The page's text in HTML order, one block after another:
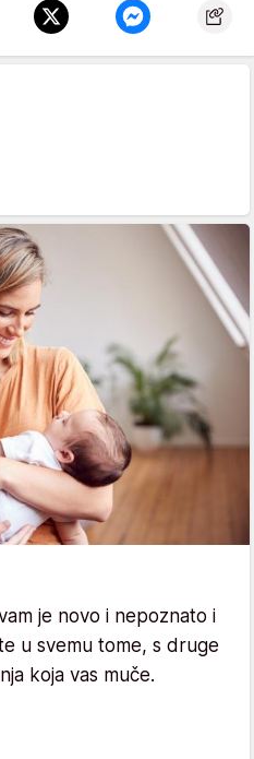
je novo i nepoznato i
u svemu tome, s druge
koja vas muče.